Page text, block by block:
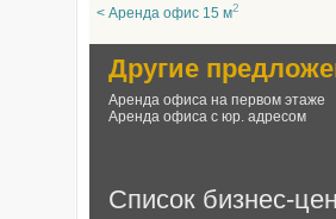
< Аренда офис 15 м2
Другие
Аренда офиса на первом этаже
Аренда офиса с юр. адресом
Список бизнес-